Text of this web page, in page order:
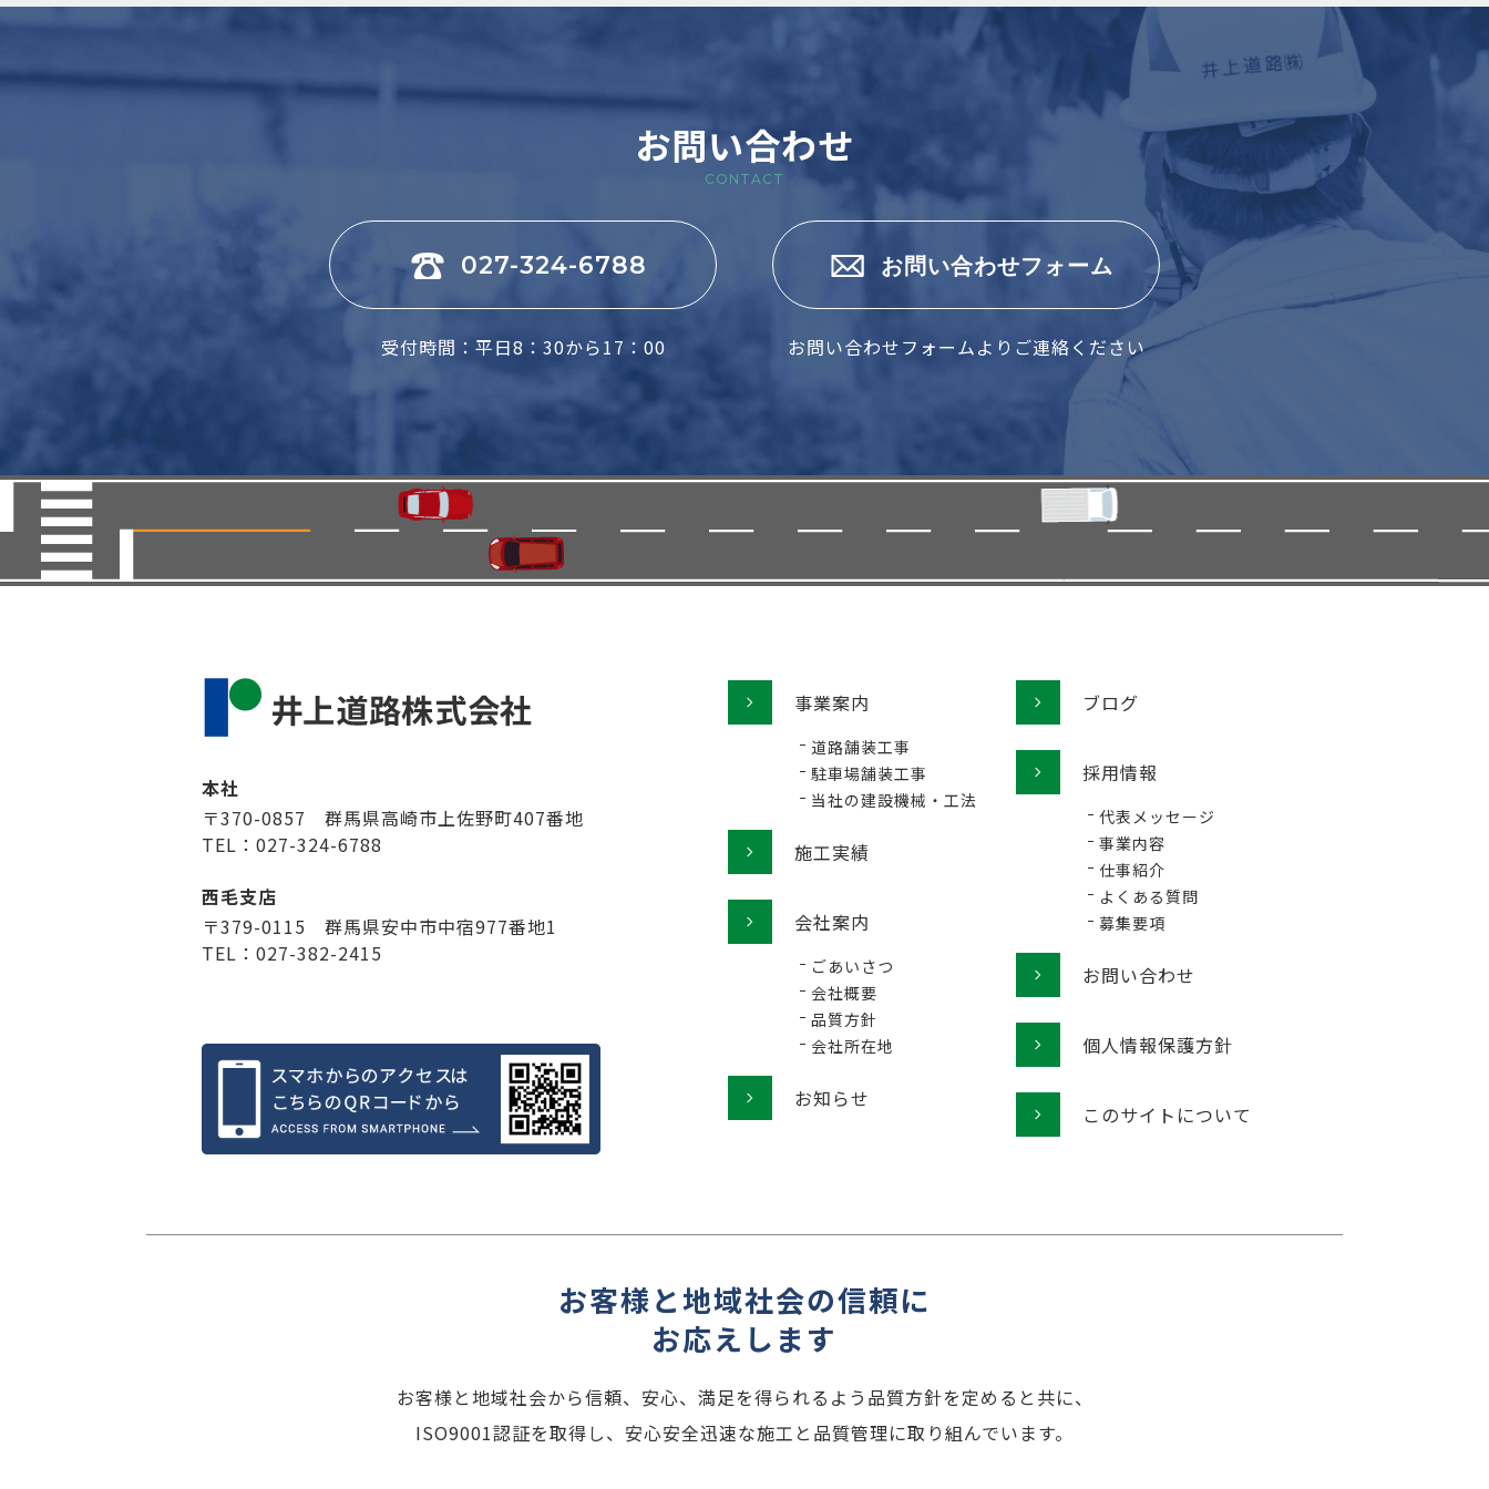
お問い合わせ
CONTACT
027-324-6788
受付時間：平日8：30から17：00
お問い合わせフォーム
お問い合わせフォームよりご連絡ください
本社
〒370-0857 群馬県高崎市上佐野町407番地
TEL：027-324-6788
西毛支店
〒379-0115 群馬県安中市中宿977番地1
TEL：027-382-2415
事業案内
道路舗装工事
駐車場舗装工事
当社の建設機械・工法
施工実績
会社案内
ごあいさつ
会社概要
品質方針
会社所在地
お知らせ
ブログ
採用情報
代表メッセージ
事業内容
仕事紹介
よくある質問
募集要項
お問い合わせ
個人情報保護方針
このサイトについて
お客様と地域社会の信頼に
お応えします
お客様と地域社会から信頼、安心、満足を得られるよう品質方針を定めると共に、
ISO9001認証を取得し、安心安全迅速な施工と品質管理に取り組んでいます。